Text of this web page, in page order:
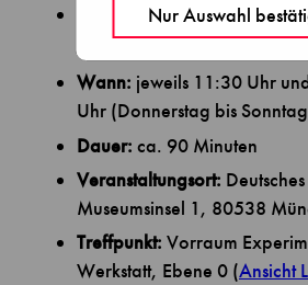
Nur Auswahl
Altersempfehlung:ab 12
Wann: jeweils 11:30 Uhr
Uhr (Donnerstag bis
Dauer: ca. 90 Minuten
Veranstaltungsort:
Museumsinsel 1, 80538
Treffpunkt: Vorraum
Werkstatt, Ebene 0 (Ansicht